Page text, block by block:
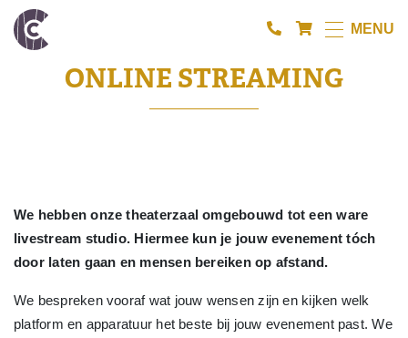
MENU
ONLINE STREAMING
We hebben onze theaterzaal omgebouwd tot een ware
livestream studio. Hiermee kun je jouw evenement tóch
door laten gaan en mensen bereiken op afstand.
We bespreken vooraf wat jouw wensen zijn en kijken welk
platform en apparatuur het beste bij jouw evenement past. We